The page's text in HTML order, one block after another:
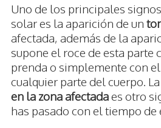
Uno de los principales
solar es la aparición de un
afectada, además de la
supone el roce de esta parte
prenda o simplemente con
cualquier parte del cuerpo.
en la zona afectadaes otro
has pasado con el tiempo de